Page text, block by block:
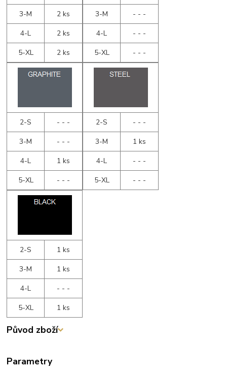
3-M
2 ks
4-L
2 ks
5-XL
2 ks
3-M
- - -
4-L
- - -
5-XL
- - -
2-S
- - -
3-M
- - -
4-L
1 ks
5-XL
- - -
2-S
- - -
3-M
1 ks
4-L
- - -
5-XL
- - -
2-S
1 ks
3-M
1 ks
4-L
- - -
5-XL
1 ks
Původ zboží
Parametry